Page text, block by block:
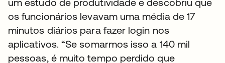
os funcionários levavam uma média de 17
minutos diários para fazer login nos
aplicativos. “Se somarmos isso a 140 mil
pessoas, é muito tempo perdido que